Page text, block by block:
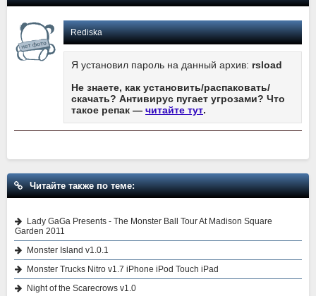
Rediska
Я установил пароль на данный архив: rsload
Не знаете, как установить/распаковать/
скачать? Антивирус пугает угрозами? Что
такое репак — читайте тут.
Читайте также по теме:
Lady GaGa Presents - The Monster Ball Tour At Madison Square
Garden 2011
Monster Island v1.0.1
Monster Trucks Nitro v1.7 iPhone iPod Touch iPad
Night of the Scarecrows v1.0